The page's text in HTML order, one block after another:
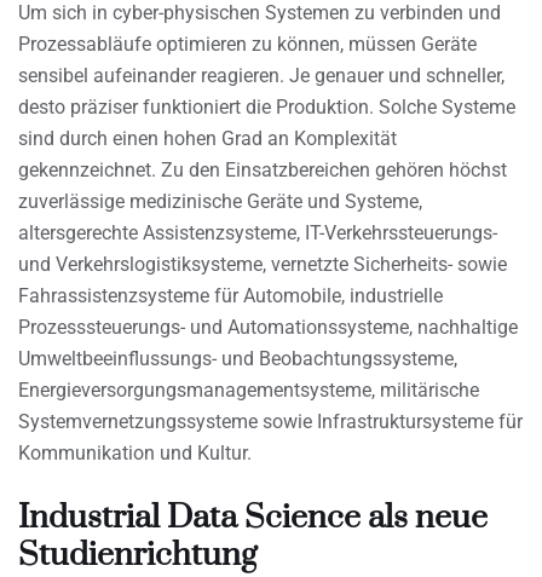
Um sich in cyber-physischen Systemen zu verbinden und
Prozessabläufe optimieren zu können, müssen Geräte
sensibel aufeinander reagieren. Je genauer und schneller,
desto präziser funktioniert die Produktion. Solche Systeme
sind durch einen hohen Grad an Komplexität
gekennzeichnet. Zu den Einsatzbereichen gehören höchst
zuverlässige medizinische Geräte und Systeme,
altersgerechte Assistenzsysteme, IT-Verkehrssteuerungs-
und Verkehrslogistiksysteme, vernetzte Sicherheits- sowie
Fahrassistenzsysteme für Automobile, industrielle
Prozesssteuerungs- und Automationssysteme, nachhaltige
Umweltbeeinflussungs- und Beobachtungssysteme,
Energieversorgungsmanagementsysteme, militärische
Systemvernetzungssysteme sowie Infrastruktursysteme für
Kommunikation und Kultur.
Industrial Data Science als neue
Studienrichtung